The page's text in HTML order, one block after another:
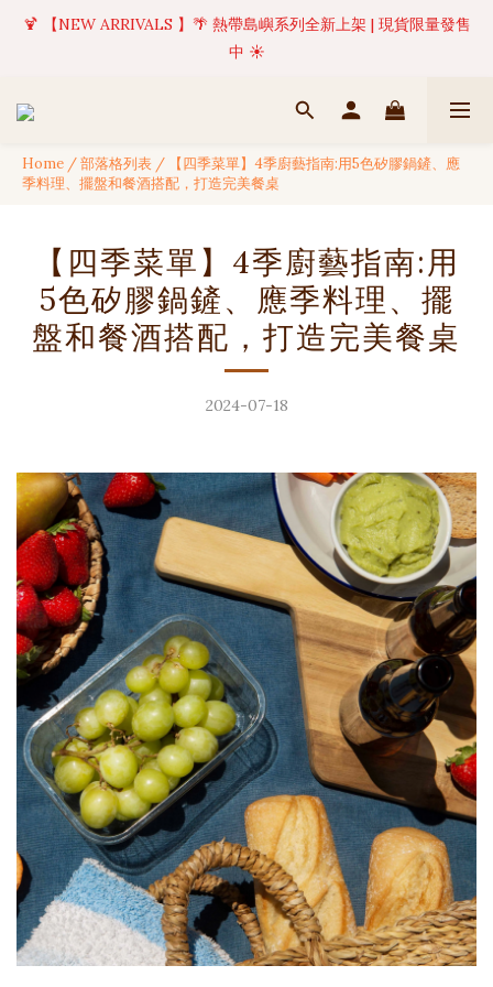
✦ 美好值得等待 | 現貨商品將於訂單成立後1-5個工作天內(不含例
假日)完成出貨 🚚
🍹 【NEW ARRIVALS 】🌴 熱帶島嶼系列全新上架 | 現貨限量發售
中 ☀️
✦ 美好值得等待 | 現貨商品將於訂單成立後1-5個工作天內(不含例
Home /部落格列表 /
【四季菜單】4季廚藝指南:用5色矽膠鍋鏟、應
季料理、擺盤和餐酒搭配，打造完美餐桌
【四季菜單】4季廚藝指南:用
5色矽膠鍋鏟、應季料理、擺
盤和餐酒搭配，打造完美餐桌
2024-07-18